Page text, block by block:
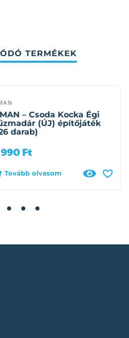
TERMÉKEK
– Csoda Kocka Égi
(ÚJ) építőjáték
darab)
Ft
Tovább olvasom